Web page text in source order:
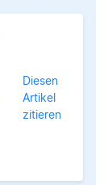
Diesen
Artikel
zitieren